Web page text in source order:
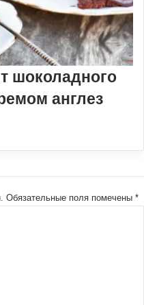
шоколадного
англез
Обязательные поля помечены *